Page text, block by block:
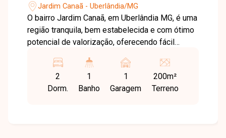
Jardim Canaã - Uberlândia/MG
O bairro Jardim Canaã, em Uberlândia MG, é uma
região tranquila, bem estabelecida e com ótimo
potencial de valorização, oferecendo fácil
da cidade, ideal para quem busca qualidade de
vida. Excelente casa com aproximadamente 200
m², composta por sala ampla em dois
2
Dorm.
1
Banho
1
Garagem
200m²
Terreno